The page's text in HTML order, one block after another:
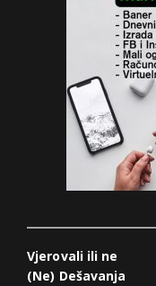
Vjerovali ili ne
(Ne) Dešavanja